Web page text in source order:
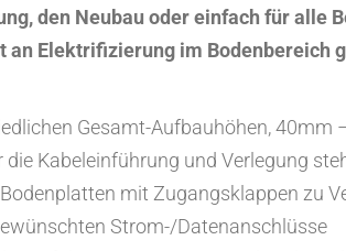
den Neubau oder einfach für alle
an Elektrifizierung im Bodenbereich
Gesamt-Aufbauhöhen, 40mm
Kabeleinführung und Verlegung
mit Zugangsklappen zu
Strom-/Datenanschlüsse